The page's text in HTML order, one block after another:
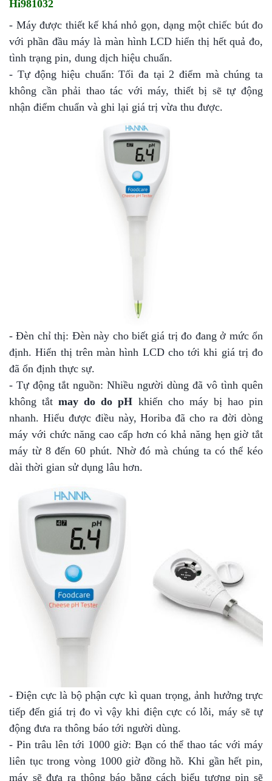
Hi981032
- Máy được thiết kế khá nhỏ gọn, dạng một chiếc bút đo
với phần đầu máy là màn hình LCD hiển thị hết quả đo,
tình trạng pin, dung dịch hiệu chuẩn.
- Tự động hiệu chuẩn: Tối đa tại 2 điểm mà chúng ta
không cần phải thao tác với máy, thiết bị sẽ tự động
nhận điểm chuẩn và ghi lại giá trị vừa thu được.
- Đèn chỉ thị: Đèn này cho biết giá trị đo đang ở mức ổn
định. Hiển thị trên màn hình LCD cho tới khi giá trị đo
đã ổn định thực sự.
- Tự động tắt nguồn: Nhiều người dùng đã vô tình quên
không tắtmay do do pH khiến cho máy bị hao pin
nhanh. Hiểu được điều này, Horiba đã cho ra đời dòng
máy với chức năng cao cấp hơn có khả năng hẹn giờ tắt
máy từ 8 đến 60 phút. Nhờ đó mà chúng ta có thể kéo
dài thời gian sử dụng lâu hơn.
- Điện cực là bộ phận cực kì quan trọng, ảnh hưởng trực
tiếp đến giá trị đo vì vậy khi điện cực có lỗi, máy sẽ tự
động đưa ra thông báo tới người dùng.
- Pin trâu lên tới 1000 giờ: Bạn có thể thao tác với máy
liên tục trong vòng 1000 giờ đồng hồ. Khi gần hết pin,
máy sẽ đưa ra thông báo bằng cách biểu tượng pin sẽ